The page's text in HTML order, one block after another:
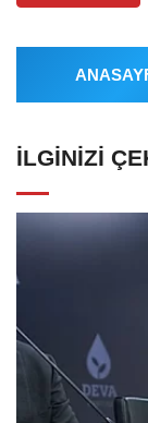
İLGINIZI